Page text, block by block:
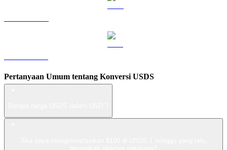
Pertanyaan Umum tentang Konversi USDS